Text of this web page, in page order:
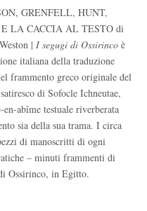
GRENFELL, HUNT,
E LA CACCIA AL TESTO di
| I segugi di Ossirinco è
italiana della traduzione
frammento greco originale del
di Sofocle Ichneutae,
en-abîme testuale riverberata
sia della sua trama. I circa
di manoscritti di ogni
– minuti frammenti di
Ossirinco, in Egitto.